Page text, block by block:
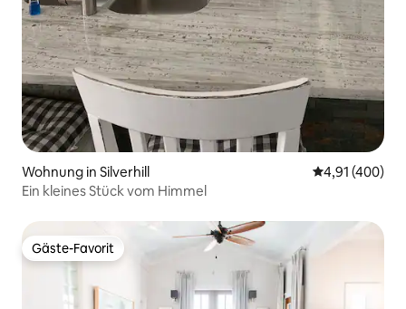
Wohnung in Silverhill
4,91 (400)
Ein kleines Stück vom Himmel
Gäste-Favorit
Gäste-Favorit